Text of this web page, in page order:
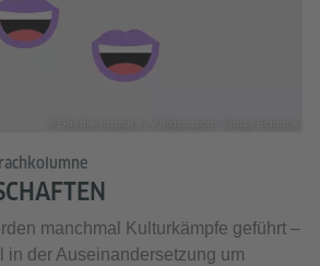
manchmal Kulturkämpfe geführt –
in der Auseinandersetzung um